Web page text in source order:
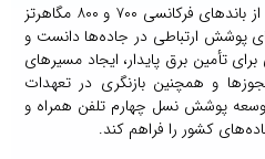
خوانساری در پایان توسعه استفاده از باندهای فرکانسی ۷۰۰ و ۸۰۰ مگاهرتز
پوشش ارتباطی در جاده‌ها دانست و
تأمین برق پایدار، ایجاد مسیرهای
و همچنین بازنگری در تعهدات
توسعه پوشش نسل چهارم تلفن همراه و
کشور را فراهم کند.